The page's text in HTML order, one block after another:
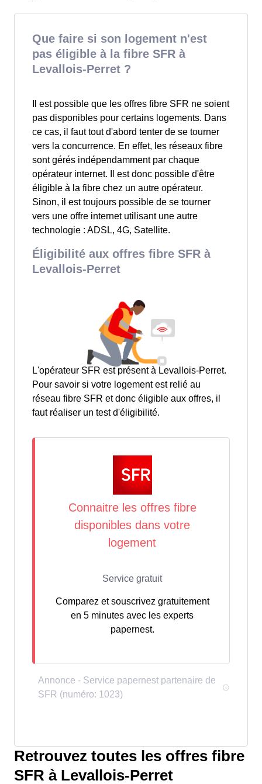
Que faire si son logement n'est
pas éligible à la fibre SFR à
Levallois-Perret ?
Il est possible que les offres fibre SFR ne soient
pas disponibles pour certains logements. Dans
ce cas, il faut tout d'abord tenter de se tourner
vers la concurrence. En effet, les réseaux fibre
sont gérés indépendamment par chaque
opérateur internet. Il est donc possible d'être
éligible à la fibre chez un autre opérateur.
Sinon, il est toujours possible de se tourner
vers une offre internet utilisant une autre
technologie : ADSL, 4G, Satellite.
Éligibilité aux offres fibre SFR à
Levallois-Perret
L'opérateur SFR est présent à Levallois-Perret.
Pour savoir si votre logement est relié au
réseau fibre SFR et donc éligible aux offres, il
faut réaliser un test d'éligibilité.
Comparez et souscrivez gratuitement
en 5 minutes avec les experts
papernest.
Retrouvez toutes les offres fibre
SFR à Levallois-Perret